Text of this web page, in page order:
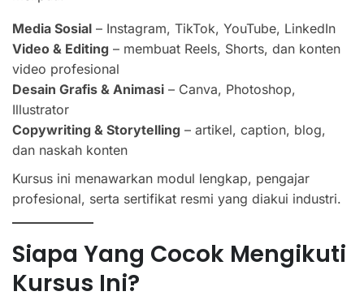
Media Sosial – Instagram, TikTok, YouTube, LinkedIn
Video & Editing – membuat Reels, Shorts, dan konten
video profesional
Desain Grafis & Animasi – Canva, Photoshop,
Illustrator
Copywriting & Storytelling – artikel, caption, blog,
dan naskah konten
Kursus ini menawarkan modul lengkap, pengajar
profesional, serta sertifikat resmi yang diakui industri.
Siapa Yang Cocok Mengikuti
Kursus Ini?